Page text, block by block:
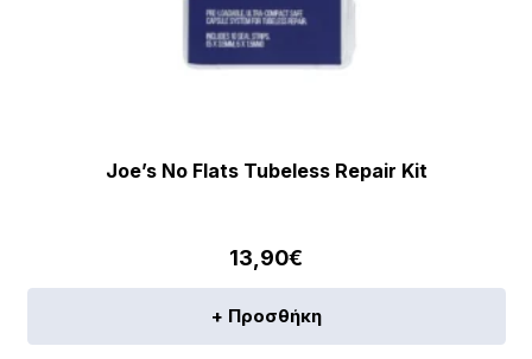
Joe’s No Flats Tubeless Repair Kit
13,90€
+ Προσθήκη